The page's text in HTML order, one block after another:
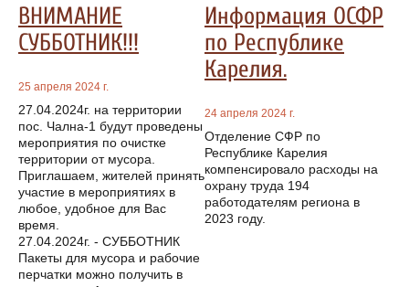
ВНИМАНИЕ
СУББОТНИК!!!
25 апреля 2024 г.
27.04.2024г. на территории
пос. Чална-1 будут проведены
мероприятия по очистке
территории от мусора.
Приглашаем, жителей принять
участие в мероприятиях в
любое, удобное для Вас
время.
27.04.2024г. - СУББОТНИК
Пакеты для мусора и рабочие
перчатки можно получить в
Информация ОСФР
по Республике
Карелия.
24 апреля 2024 г.
Отделение СФР по
Республике Карелия
компенсировало расходы на
охрану труда 194
работодателям региона в
2023 году.